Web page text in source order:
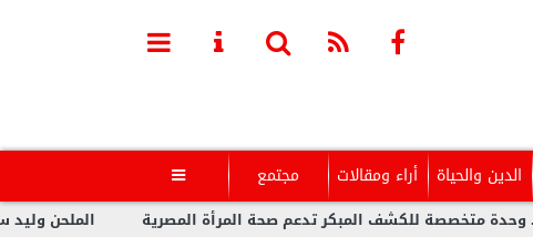
الدين والحياة أراء ومقالات مجتمع 
الملحن وليد سعد : للكشف المبكر تدعم صحة المرأة المصرية